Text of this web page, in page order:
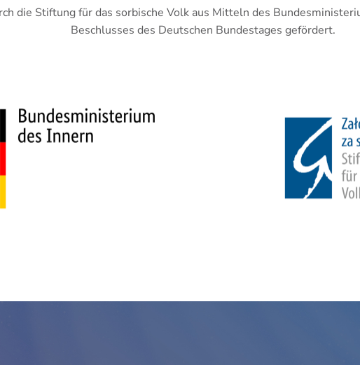
die Stiftung für das sorbische Volk aus Mitteln des
Beschlusses des Deutschen Bundestages gefördert.